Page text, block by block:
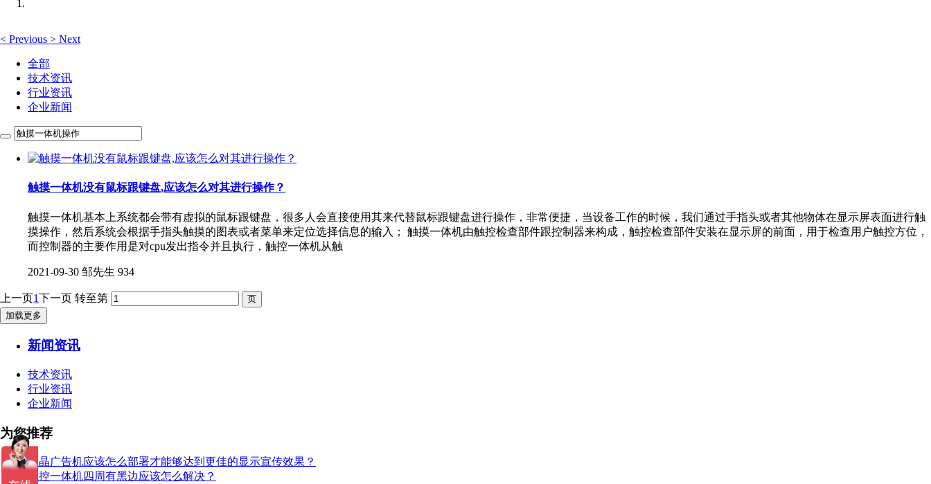
< Previous > Next
全部
技术资讯
行业资讯
企业新闻
触摸一体机没有鼠标跟键盘,应该怎么对其进行操作？
触摸一体机基本上系统都会带有虚拟的鼠标跟键盘，很多人会直接使用其来代替鼠标跟键盘进行操作，非常便捷，当设备工作的时候，我们通过手指头或者其他物体在显示屏表面进行触
摸操作，然后系统会根据手指头触摸的图表或者菜单来定位选择信息的输入； 触摸一体机由触控检查部件跟控制器来构成，触控检查部件安装在显示屏的前面，用于检查用户触控方位，
而控制器的主要作用是对cpu发出指令并且执行，触控一体机从触
2021-09-30 邹先生 934
上一页1下一页 转至第
加载更多
新闻资讯
技术资讯
行业资讯
企业新闻
为您推荐
液晶广告机应该怎么部署才能够达到更佳的显示宣传效果？
触控一体机四周有黑边应该怎么解决？